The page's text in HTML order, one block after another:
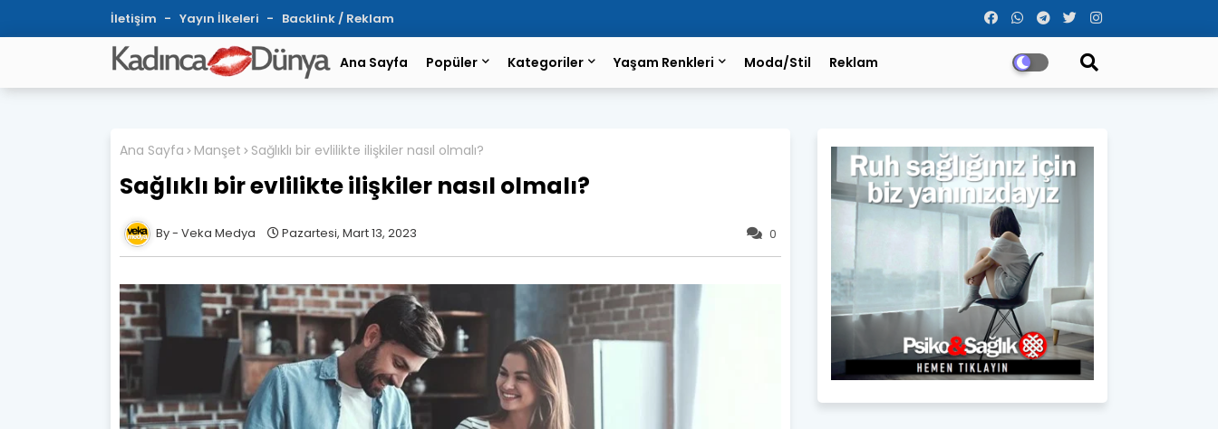
İletişim Yayın İlkeleri Backlink / Reklam
Ana Sayfa Popüler Kategoriler Yaşam Renkleri Moda/Stil Reklam
Ana Sayfa Manşet Sağlıklı bir evlilikte ilişkiler nasıl olmalı?
Sağlıklı bir evlilikte ilişkiler nasıl olmalı?
0
Veka Medya Pazartesi, Mart 13, 2023